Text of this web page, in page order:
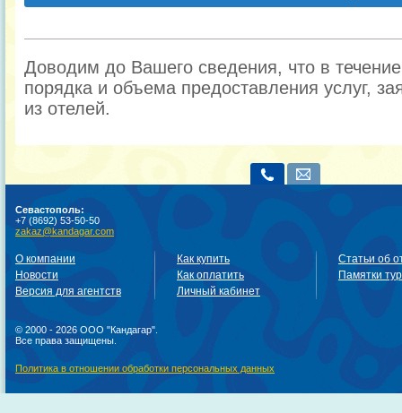
Доводим до Вашего сведения, что в
порядка и объема предоставления услуг,
из отелей.
Севастополь:
+7 (8692) 53-50-50
zakaz@kandagar.com
О компании
Новости
Версия для агентств
Как купить
Как оплатить
Личный кабинет
Статьи об
Памятки
© 2000 - 2026 ООО "Кандагар".
Все права защищены.
Политика в отношении обработки персональных данных